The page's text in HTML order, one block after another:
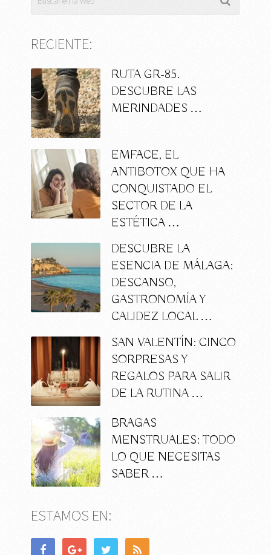
RECIENTE:
RUTA GR-85.
DESCUBRE LAS
MERINDADES …
EMFACE, EL
ANTIBOTOX QUE HA
CONQUISTADO EL
SECTOR DE LA
ESTÉTICA …
DESCUBRE LA
ESENCIA DE MÁLAGA:
DESCANSO,
GASTRONOMÍA Y
CALIDEZ LOCAL …
SAN VALENTÍN: CINCO
SORPRESAS Y
REGALOS PARA SALIR
DE LA RUTINA …
BRAGAS
MENSTRUALES: TODO
LO QUE NECESITAS
SABER …
ESTAMOS EN: